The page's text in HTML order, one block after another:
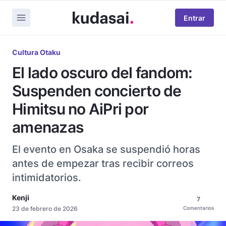
Entrar
Cultura Otaku
El lado oscuro del fandom:
Suspenden concierto de
Himitsu no AiPri por
amenazas
El evento en Osaka se suspendió horas
antes de empezar tras recibir correos
intimidatorios.
Kenji
23 de febrero de 2026
7
Comentarios